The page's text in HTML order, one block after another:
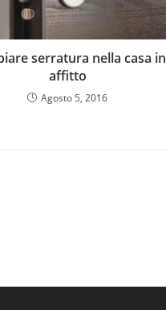
serratura nella casa in
affitto
Agosto 5, 2016